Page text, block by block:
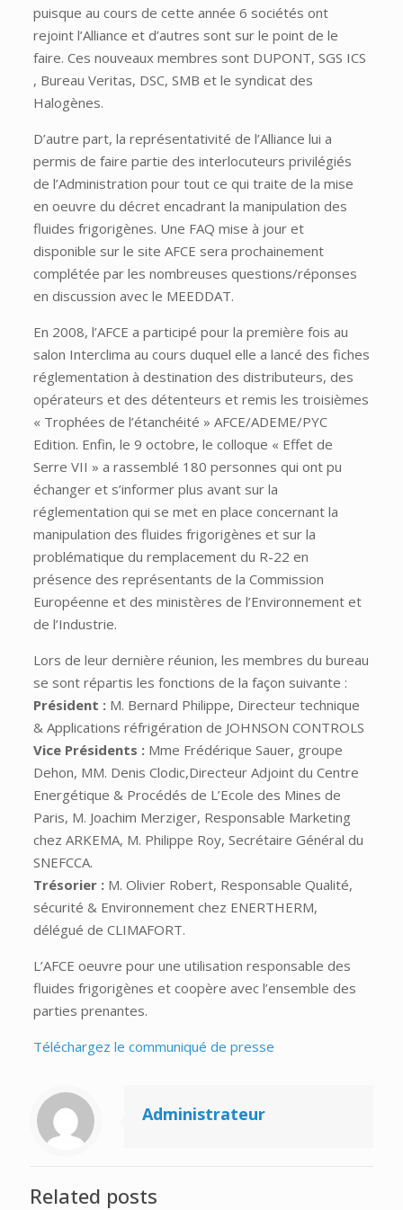
puisque au cours de cette année 6 sociétés ont
rejoint l’Alliance et d’autres sont sur le point de le
faire. Ces nouveaux membres sont DUPONT, SGS ICS
, Bureau Veritas, DSC, SMB et le syndicat des
Halogènes.
D’autre part, la représentativité de l’Alliance lui a
permis de faire partie des interlocuteurs privilégiés
de l’Administration pour tout ce qui traite de la mise
en oeuvre du décret encadrant la manipulation des
fluides frigorigènes. Une FAQ mise à jour et
disponible sur le site AFCE sera prochainement
complétée par les nombreuses questions/réponses
en discussion avec le MEEDDAT.
En 2008, l’AFCE a participé pour la première fois au
salon Interclima au cours duquel elle a lancé des fiches
réglementation à destination des distributeurs, des
opérateurs et des détenteurs et remis les troisièmes
« Trophées de l’étanchéité » AFCE/ADEME/PYC
Edition. Enfin, le 9 octobre, le colloque « Effet de
Serre VII » a rassemblé 180 personnes qui ont pu
échanger et s’informer plus avant sur la
réglementation qui se met en place concernant la
manipulation des fluides frigorigènes et sur la
problématique du remplacement du R-22 en
présence des représentants de la Commission
Européenne et des ministères de l’Environnement et
de l’Industrie.
Lors de leur dernière réunion, les membres du bureau
se sont répartis les fonctions de la façon suivante :
Président :M. Bernard Philippe, Directeur technique
& Applications réfrigération de JOHNSON CONTROLS
Vice Présidents :Mme Frédérique Sauer, groupe
Dehon, MM. Denis Clodic,Directeur Adjoint du Centre
Energétique & Procédés de L’Ecole des Mines de
Paris, M. Joachim Merziger, Responsable Marketing
chez ARKEMA, M. Philippe Roy, Secrétaire Général du
SNEFCCA.
Trésorier :M. Olivier Robert, Responsable Qualité,
sécurité & Environnement chez ENERTHERM,
délégué de CLIMAFORT.
L’AFCE oeuvre pour une utilisation responsable des
fluides frigorigènes et coopère avec l’ensemble des
parties prenantes.
Téléchargez le communiqué de presse
Administrateur
Related posts